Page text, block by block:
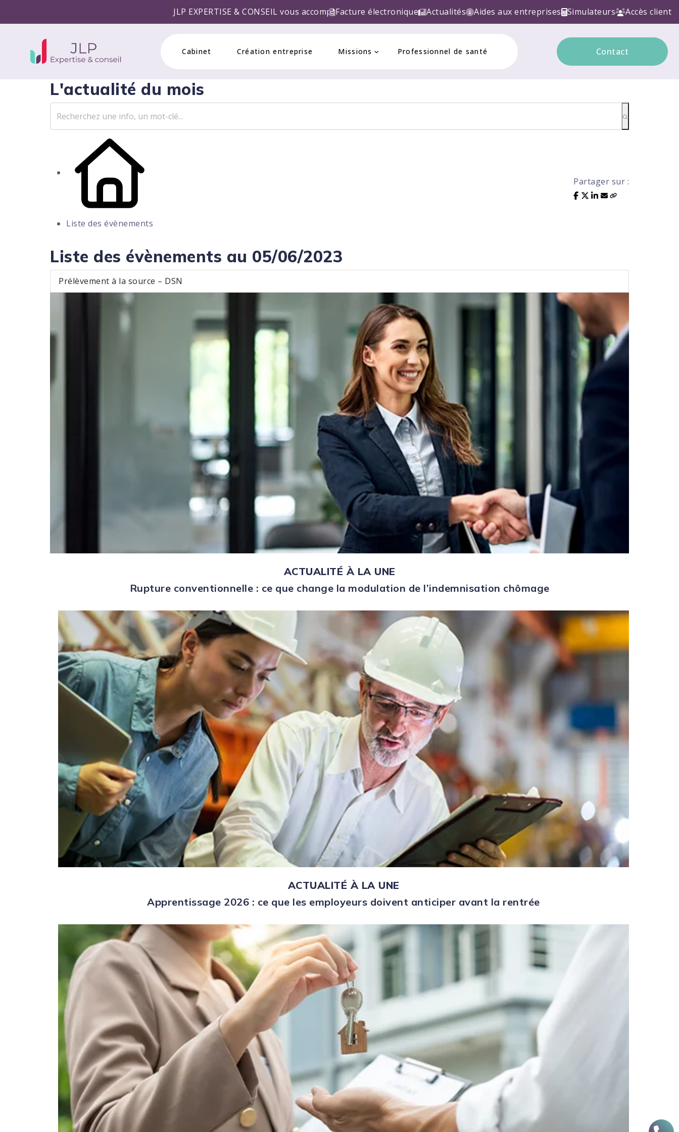
JLP EXPERTISE & CONSEIL vous accompagne pour la réforme de la FACTURE ELECTRONIQUE ! Contactez nous!
Facture électronique Actualités Aides aux entreprises Simulateurs Accès client
Cabinet Création entreprise Missions Professionnel de santé Contact
L'actualité du mois
Liste des évènements
Partager sur :
Liste des évènements au 05/06/2023
Prélèvement à la source – DSN
ACTUALITÉ À LA UNE
Rupture conventionnelle : ce que change la modulation de l’indemnisation chômage
ACTUALITÉ À LA UNE
Apprentissage 2026 : ce que les employeurs doivent anticiper avant la rentrée